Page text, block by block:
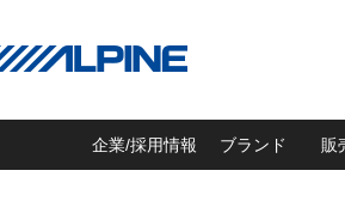
企業/採用情報 ブランド 販